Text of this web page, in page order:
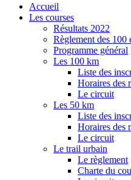
Accueil
Les courses
Résultats 2022
Règlement des 100
Programme général
Les 100 km
Liste des
Horaires des
Le circuit
Les 50 km
Liste des
Horaires des
Le circuit
Le trail urbain
Le règlement
Charte du